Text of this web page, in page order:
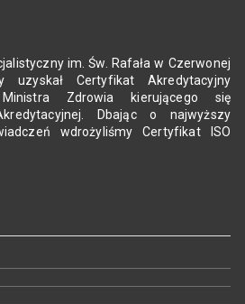
im. Św. Rafała w Czerwonej
Certyfikat Akredytacyjny
Zdrowia kierującego się
Dbając o najwyższy
wdrożyliśmy Certyfikat ISO